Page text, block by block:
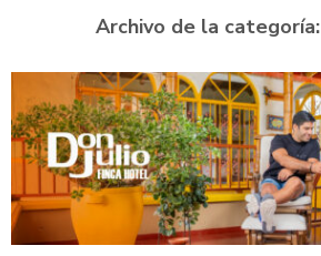
Archivo de la categoría: